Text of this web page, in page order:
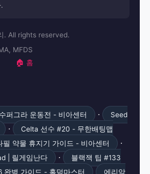
. All rights reserved.
MFDS
🏠 홈
수퍼그라 운동전 - 비아센터 ·
Seed
·
Celta 선수 #20 - 무한배팅맵
필 약물 휴지기 가이드 - 비아센터 ·
| 릴게임난다 ·
블랙잭 팁 #133
완벽 가이드 - 홀덤마스터
에리악